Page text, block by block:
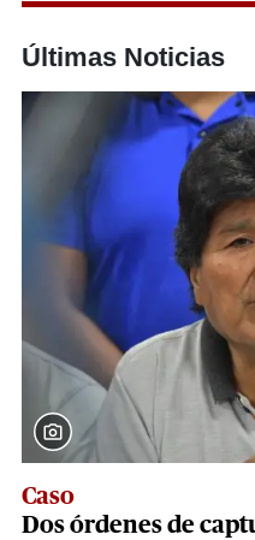
Últimas Noticias
Caso
Dos órdenes de